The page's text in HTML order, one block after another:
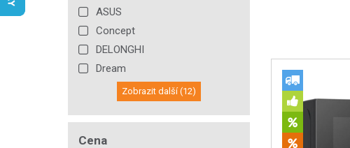
ASUS
Concept
DELONGHI
Dream
Cena